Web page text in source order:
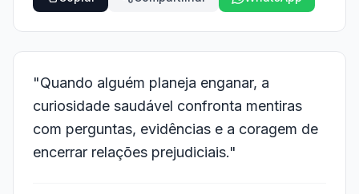
"Quando alguém planeja enganar, a
curiosidade saudável confronta mentiras
com perguntas, evidências e a coragem de
encerrar relações prejudiciais."